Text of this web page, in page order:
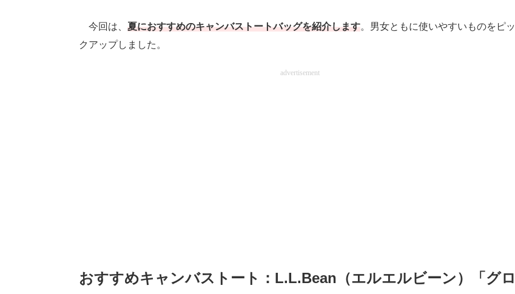
今回は、 夏におすすめのキャンバストートバッグを紹介します。男女ともに使いやすいものをピッ
クアップしました。
advertisement
おすすめキャンバストート：L.L.Bean（エルエルビーン）「グロ